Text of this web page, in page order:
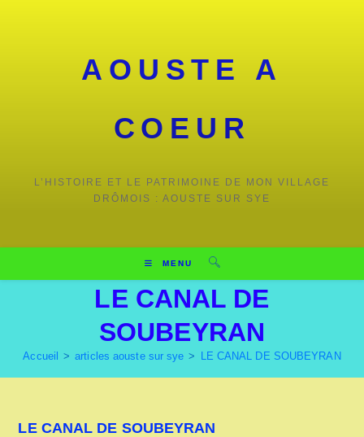
AOUSTE A
COEUR
L’HISTOIRE ET LE PATRIMOINE DE MON VILLAGE
DRÔMOIS : AOUSTE SUR SYE
MENU
LE CANAL DE
SOUBEYRAN
Accueil > articles aouste sur sye > LE CANAL DE SOUBEYRAN
LE CANAL DE SOUBEYRAN